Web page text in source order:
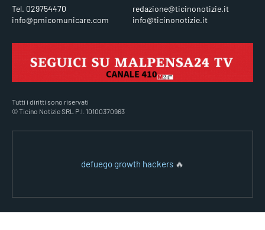
Tel. 029754470
info@pmicomunicare.com
redazione@ticinonotizie.it
info@ticinonotizie.it
Tutti i diritti sono riservati
© Ticino Notizie SRL P.I. 10100370963
defuego growth hackers 🔥